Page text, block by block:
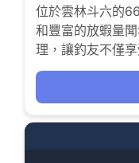
位於雲林斗六的
和豐富的放蝦量
理，讓釣友不僅
鮮Q彈的泰國蝦
釣蝦愛好者，都
圍。